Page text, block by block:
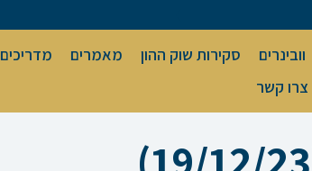
וובינרים סקירות שוק ההון מאמרים מדריכים
צרו קשר